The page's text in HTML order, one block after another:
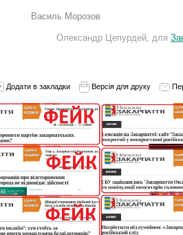
Василь Морозов
Олександр Цепурдей, для
Додати в закладки Версія для друку